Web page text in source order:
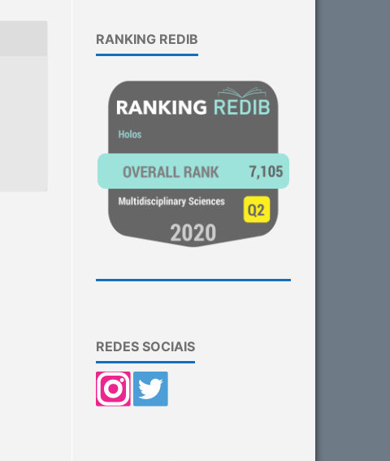
RANKING REDIB
REDES SOCIAIS